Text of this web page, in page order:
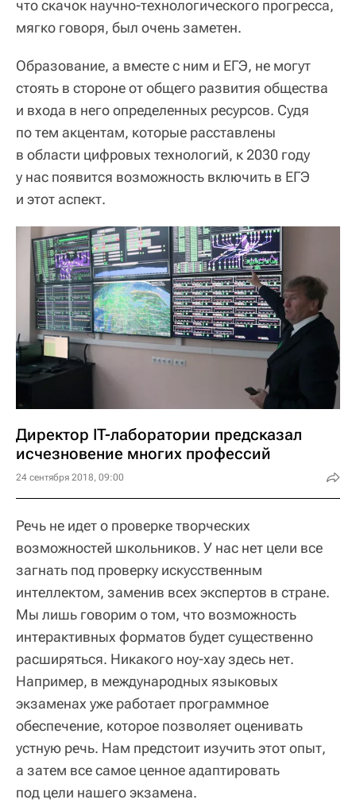
что скачок научно-технологического прогресса,
мягко говоря, был очень заметен.
Образование, а вместе с ним и ЕГЭ, не могут
стоять в стороне от общего развития общества
и входа в него определенных ресурсов. Судя
по тем акцентам, которые расставлены
в области цифровых технологий, к 2030 году
у нас появится возможность включить в ЕГЭ
и этот аспект.
Директор IT-лаборатории предсказал
исчезновение многих профессий
24 сентября 2018, 09:00
Речь не идет о проверке творческих
возможностей школьников. У нас нет цели все
загнать под проверку искусственным
интеллектом, заменив всех экспертов в стране.
Мы лишь говорим о том, что возможность
интерактивных форматов будет существенно
расширяться. Никакого ноу-хау здесь нет.
Например, в международных языковых
экзаменах уже работает программное
обеспечение, которое позволяет оценивать
устную речь. Нам предстоит изучить этот опыт,
а затем все самое ценное адаптировать
под цели нашего экзамена.